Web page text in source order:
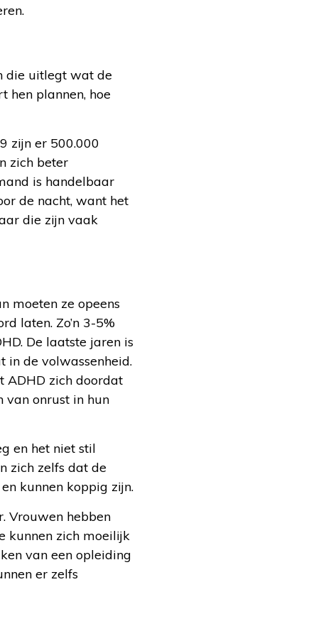
die uitlegt wat de
hen plannen, hoe
zijn er 500.000
zich beter
is handelbaar
de nacht, want het
die zijn vaak
moeten ze opeens
laten. Zo’n 3-5%
De laatste jaren is
in de volwassenheid.
ADHD zich doordat
van onrust in hun
en het niet stil
zich zelfs dat de
kunnen koppig zijn.
Vrouwen hebben
kunnen zich moeilijk
van een opleiding
er zelfs